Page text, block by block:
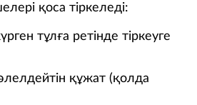
қоса тіркеледі:
тұлға ретінде тіркеуге
құжат (қолда